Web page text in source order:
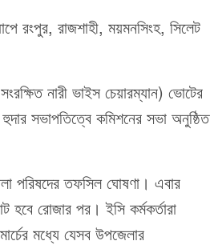
রংপুর, রাজশাহী, ময়মনসিংহ, সিলেট
নারী ভাইস চেয়ারম্যান) ভোটের
সভাপতিত্বে কমিশনের সভা অনুষ্ঠিত
পরিষদের তফসিল ঘোষণা। এবার
রোজার পর। ইসি কর্মকর্তারা
মধ্যে যেসব উপজেলার